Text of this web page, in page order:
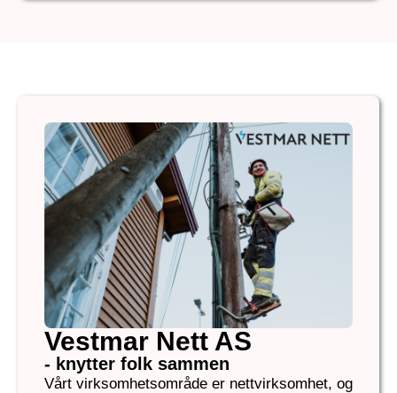
Vestmar Nett AS
- knytter folk sammen
Vårt virksomhetsområde er nettvirksomhet, og